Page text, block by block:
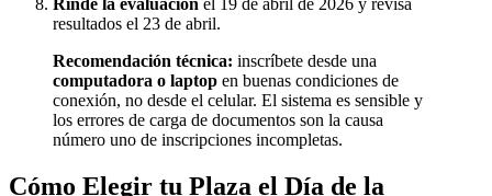
resultados el 23 de abril.
Recomendación técnica: inscríbete desde una
computadora o laptop en buenas condiciones de
conexión, no desde el celular. El sistema es sensible y
los errores de carga de documentos son la causa
número uno de inscripciones incompletas.
Cómo Elegir tu Plaza el Día de la